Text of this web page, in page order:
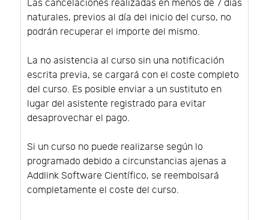
Las cancelaciones realizadas en menos de 7 días
naturales, previos al día del inicio del curso, no
podrán recuperar el importe del mismo.
La no asistencia al curso sin una notificación
escrita previa, se cargará con el coste completo
del curso. Es posible enviar a un sustituto en
lugar del asistente registrado para evitar
desaprovechar el pago.
Si un curso no puede realizarse según lo
programado debido a circunstancias ajenas a
Addlink Software Científico, se reembolsará
completamente el coste del curso.